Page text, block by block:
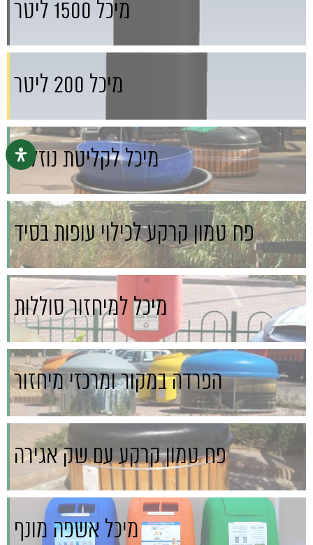
מיכל 1500 ליטר
מיכל 200 ליטר
מיכל לקליטת נוזלים
פח טמון קרקע לכילוי עופות בסיד
מיכל למיחזור סוללות
הפרדה במקור ומרכזי מיחזור
פח טמון קרקע עם שק אגירה
מיכל אשפה מונף